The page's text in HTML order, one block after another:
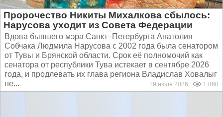
Пророчество Никиты Михалкова сбылось:
Нарусова уходит из Совета Федерации
Вдова бывшего мэра Санкт–Петербурга Анатолия
Собчака Людмила Нарусова с 2002 года была сенатором
от Тувы и Брянской области. Срок её полномочий как
сенатора от республики Тува истекает в сентябре 2026
года, и продлевать их глава региона Владислав Ховалыг
не...
19 июля 2026 1 860